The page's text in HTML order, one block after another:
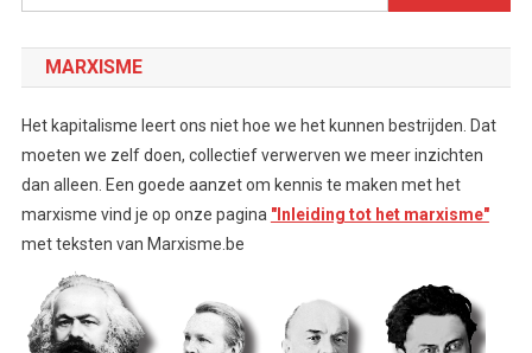
naar:
MARXISME
Het kapitalisme leert ons niet hoe we het kunnen bestrijden. Dat
moeten we zelf doen, collectief verwerven we meer inzichten
dan alleen. Een goede aanzet om kennis te maken met het
marxisme vind je op onze pagina "Inleiding tot het marxisme"
met teksten van Marxisme.be